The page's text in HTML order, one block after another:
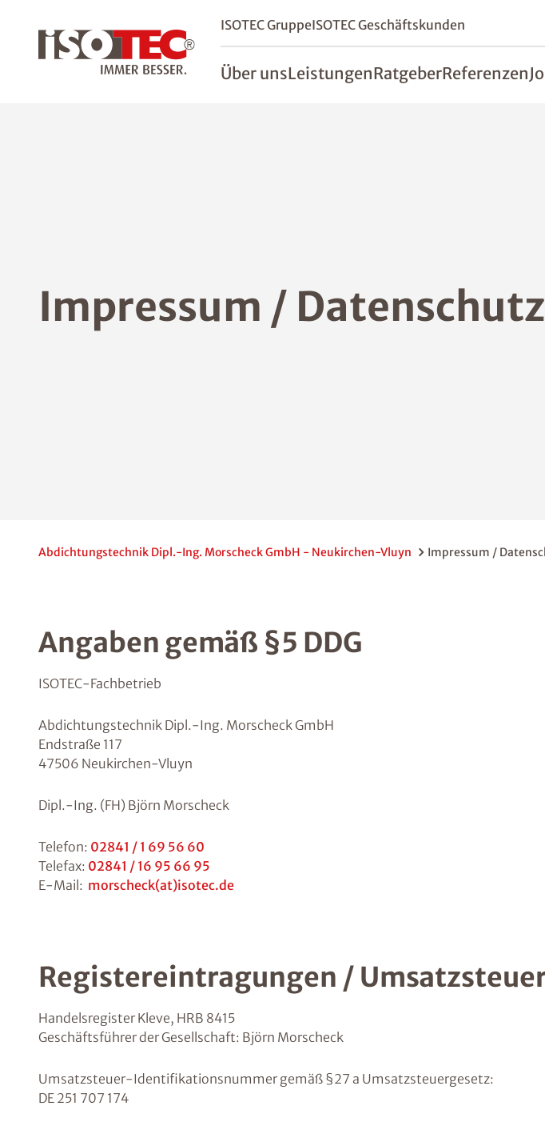
ISOTEC GruppeISOTEC Geschäftskunden
Über unsLeistungenRatgeberReferenzen
Impressum / Datenschutz
Abdichtungstechnik Dipl.-Ing. Morscheck GmbH - Neukirchen-Vluyn Impressum /
Angaben gemäß §5 DDG
ISOTEC-Fachbetrieb
Abdichtungstechnik Dipl.-Ing. Morscheck GmbH
Endstraße 117
47506 Neukirchen-Vluyn
Dipl.-Ing. (FH) Björn Morscheck
Telefon: 02841 / 1 69 56 60
Telefax: 02841 / 16 95 66 95
E-Mail: morscheck(at)isotec.de
Registereintragungen /
Handelsregister Kleve, HRB 8415
Geschäftsführer der Gesellschaft: Björn Morscheck
Umsatzsteuer-Identifikationsnummer gemäß §27 a Umsatzsteuergesetz:
DE 251 707 174